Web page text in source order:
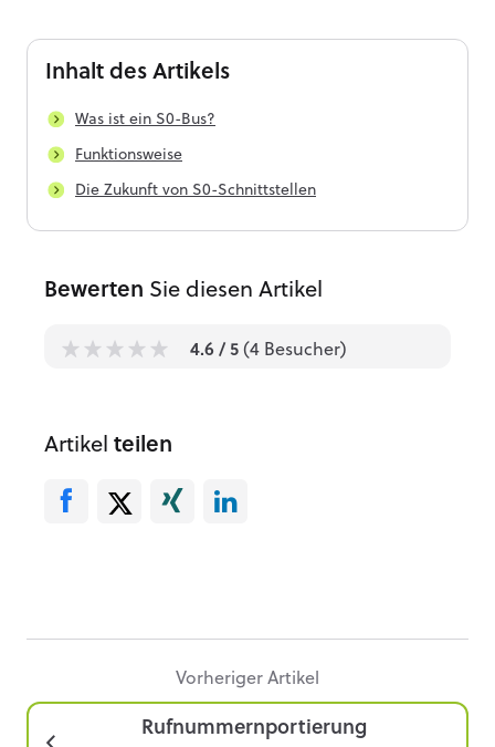
Inhalt des Artikels
Was ist ein S0-Bus?
Funktionsweise
Die Zukunft von S0-Schnittstellen
Bewerten Sie diesen Artikel
4.6 / 5 (4 Besucher)
Artikel teilen
Vorheriger Artikel
Rufnummernportierung